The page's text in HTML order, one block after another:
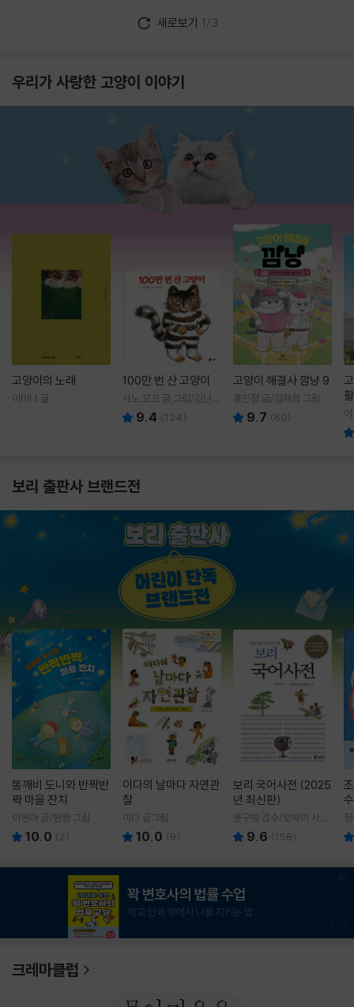
새로보기 1/3
우리가 사랑한 고양이 이야기
고양이의 노래
이미나 글
100만 번 산 고양이
사노 요코 글,그림/김난주
역 9.4 (124)
고양이 해결사 깜냥 9
홍민정 글/김재희 그림
9.7 (60)
보리 출판사 브랜드전
똥깨비 도니와 반짝반
짝 마을 잔치
이현아 글/핸짱 그림
10.0 ( 2)
이다의 날마다 자연관
찰
이다 글그림
10.0 (9)
보리 국어사전 (2025
년 최신판)
윤구병 감수/토박이 사전
편찬실 편
9.6 (158)
크레마클럽